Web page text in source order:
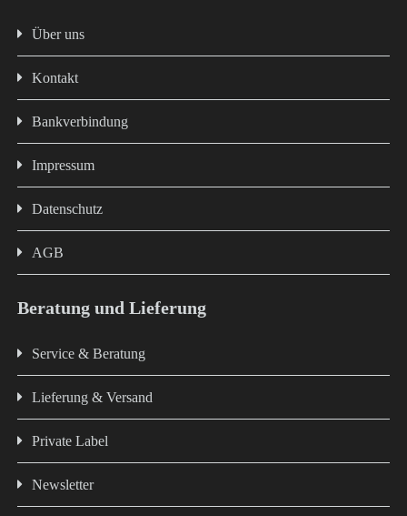
Über uns
Kontakt
Bankverbindung
Impressum
Datenschutz
AGB
Beratung und Lieferung
Service & Beratung
Lieferung & Versand
Private Label
Newsletter